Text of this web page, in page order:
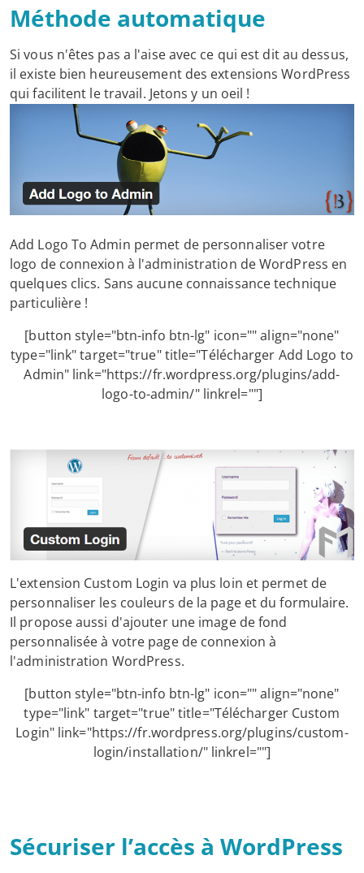
Méthode automatique
Si vous n'êtes pas a l'aise avec ce qui est dit au dessus,
il existe bien heureusement des extensions WordPress
qui facilitent le travail. Jetons y un oeil !
Add Logo To Admin permet de personnaliser votre
logo de connexion à l'administration de WordPress en
quelques clics. Sans aucune connaissance technique
particulière !
[button style="btn-info btn-lg" icon="" align="none"
type="link" target="true" title="Télécharger Add Logo to
Admin" link="https://fr.wordpress.org/plugins/add-
logo-to-admin/" linkrel=""]
L'extension Custom Login va plus loin et permet de
personnaliser les couleurs de la page et du formulaire.
Il propose aussi d'ajouter une image de fond
personnalisée à votre page de connexion à
l'administration WordPress.
[button style="btn-info btn-lg" icon="" align="none"
type="link" target="true" title="Télécharger Custom
Login" link="https://fr.wordpress.org/plugins/custom-
login/installation/" linkrel=""]
Sécuriser l’accès à WordPress